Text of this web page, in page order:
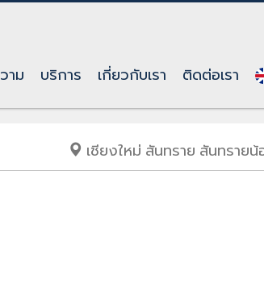
าม บริการ เกี่ยวกับเรา ติดต่อเรา
เชียงใหม่ สันทราย สันทรายน้